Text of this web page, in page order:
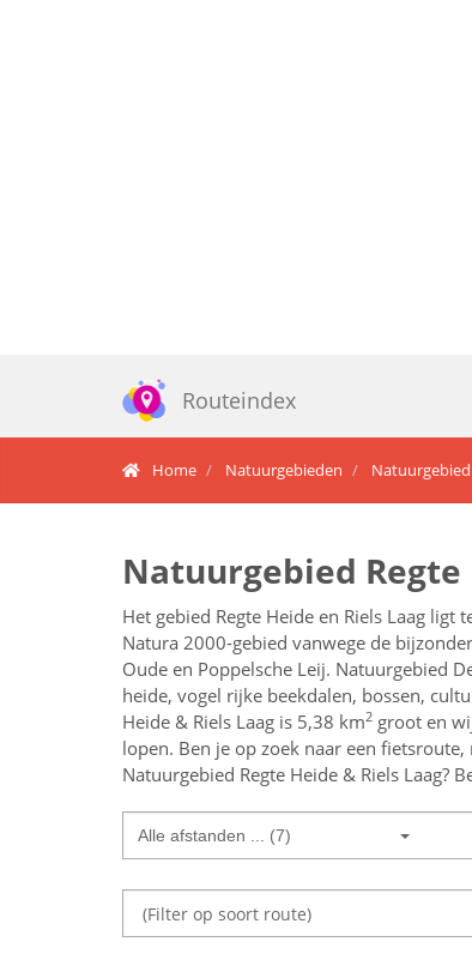
Routeindex
Home Natuurgebieden Natuurgebied
Natuurgebied Regte
Het gebied Regte Heide en Riels Laag ligt
Natura 2000-gebied vanwege de
Oude en Poppelsche Leij. Natuurgebied
heide, vogel rijke beekdalen, bossen,
Heide & Riels Laag is 5,38 km2 groot en
lopen. Ben je op zoek naar een fietsroute,
Natuurgebied Regte Heide & Riels Laag?
Alle afstanden ... (7)